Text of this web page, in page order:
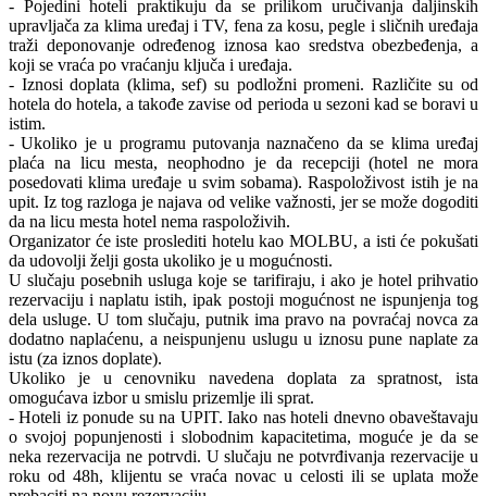
- Pojedini hoteli praktikuju da se prilikom uručivanja daljinskih
upravljača za klima uređaj i TV, fena za kosu, pegle i sličnih uređaja
traži deponovanje određenog iznosa kao sredstva obezbeđenja, a
koji se vraća po vraćanju ključa i uređaja.
- Iznosi doplata (klima, sef) su podložni promeni. Različite su od
hotela do hotela, a takođe zavise od perioda u sezoni kad se boravi u
istim.
- Ukoliko je u programu putovanja naznačeno da se klima uređaj
plaća na licu mesta, neophodno je da recepciji (hotel ne mora
posedovati klima uređaje u svim sobama). Raspoloživost istih je na
upit. Iz tog razloga je najava od velike važnosti, jer se može dogoditi
da na licu mesta hotel nema raspoloživih.
Organizator će iste proslediti hotelu kao MOLBU, a isti će pokušati
da udovolji želji gosta ukoliko je u mogućnosti.
U slučaju posebnih usluga koje se tarifiraju, i ako je hotel prihvatio
rezervaciju i naplatu istih, ipak postoji mogućnost ne ispunjenja tog
dela usluge. U tom slučaju, putnik ima pravo na povraćaj novca za
dodatno naplaćenu, a neispunjenu uslugu u iznosu pune naplate za
istu (za iznos doplate).
Ukoliko je u cenovniku navedena doplata za spratnost, ista
omogućava izbor u smislu prizemlje ili sprat.
- Hoteli iz ponude su na UPIT. Iako nas hoteli dnevno obaveštavaju
o svojoj popunjenosti i slobodnim kapacitetima, moguće je da se
neka rezervacija ne potrvdi. U slučaju ne potvrđivanja rezervacije u
roku od 48h, klijentu se vraća novac u celosti ili se uplata može